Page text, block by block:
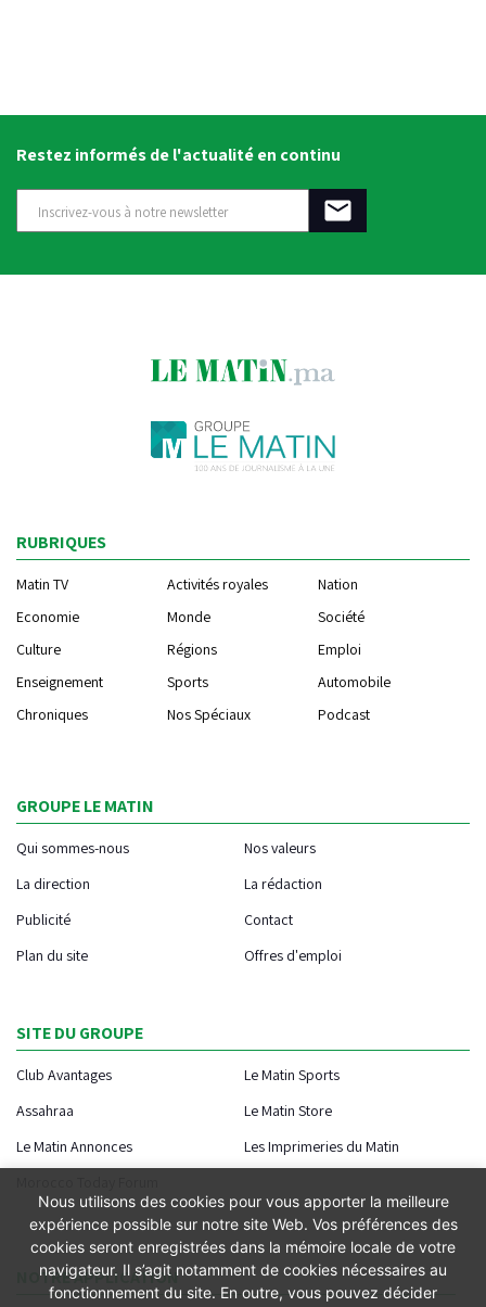
Restez informés de l'actualité en continu
RUBRIQUES
Matin TV Activités royales
Nation
Economie
Monde
Société
Culture
Régions
Emploi
Enseignement
Sports
Automobile
Chroniques
Nos Spéciaux Podcast
GROUPE LE MATIN
Qui sommes-nous
Nos valeurs
La direction
La rédaction
Publicité
Contact
Plan du site
Offres d'emploi
SITE DU GROUPE
Club Avantages
Le Matin Sports
Assahraa
Le Matin Store
Le Matin Annonces
Les Imprimeries du Matin
NOTRE APPLICATION
Nous utilisons des cookies pour vous apporter la meilleure
expérience possible sur notre site Web. Vos préférences des
cookies seront enregistrées dans la mémoire locale de votre
navigateur. Il s’agit notamment de cookies nécessaires au
fonctionnement du site. En outre, vous pouvez décider